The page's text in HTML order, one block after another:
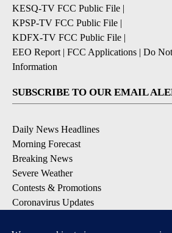
KESQ-TV FCC Public File |
KPSP-TV FCC Public File |
KDFX-TV FCC Public File |
EEO Report | FCC Applications | Do
Information
SUBSCRIBE TO OUR EMAIL
Daily News Headlines
Morning Forecast
Breaking News
Severe Weather
Contests & Promotions
Coronavirus Updates